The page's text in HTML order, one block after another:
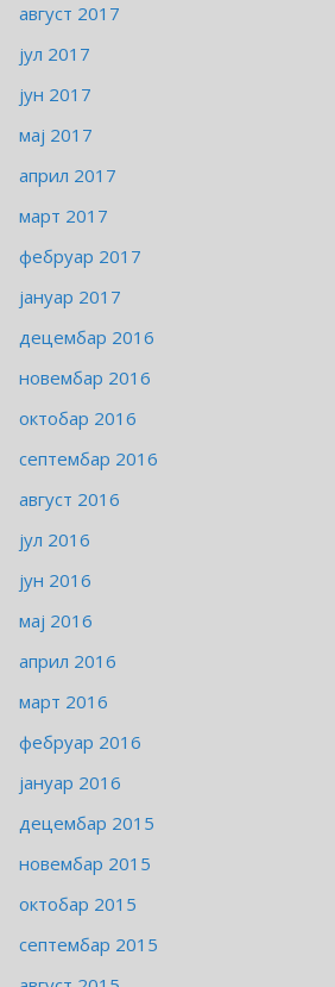
август 2017
јул 2017
јун 2017
мај 2017
април 2017
март 2017
фебруар 2017
јануар 2017
децембар 2016
новембар 2016
октобар 2016
септембар 2016
август 2016
јул 2016
јун 2016
мај 2016
април 2016
март 2016
фебруар 2016
јануар 2016
децембар 2015
новембар 2015
октобар 2015
септембар 2015